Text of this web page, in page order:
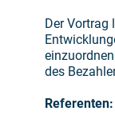
Der Vortrag
des
Referenten: